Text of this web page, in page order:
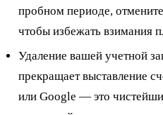
пробном периоде,
чтобы избежать взимания
Удаление вашей учетной
прекращает выставление
или Google — это